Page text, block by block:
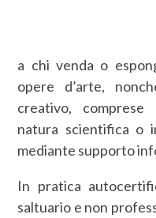
a chi venda o
opere d’arte,
creativo,
natura scientifica o
mediante supporto
In pratica
saltuario e non